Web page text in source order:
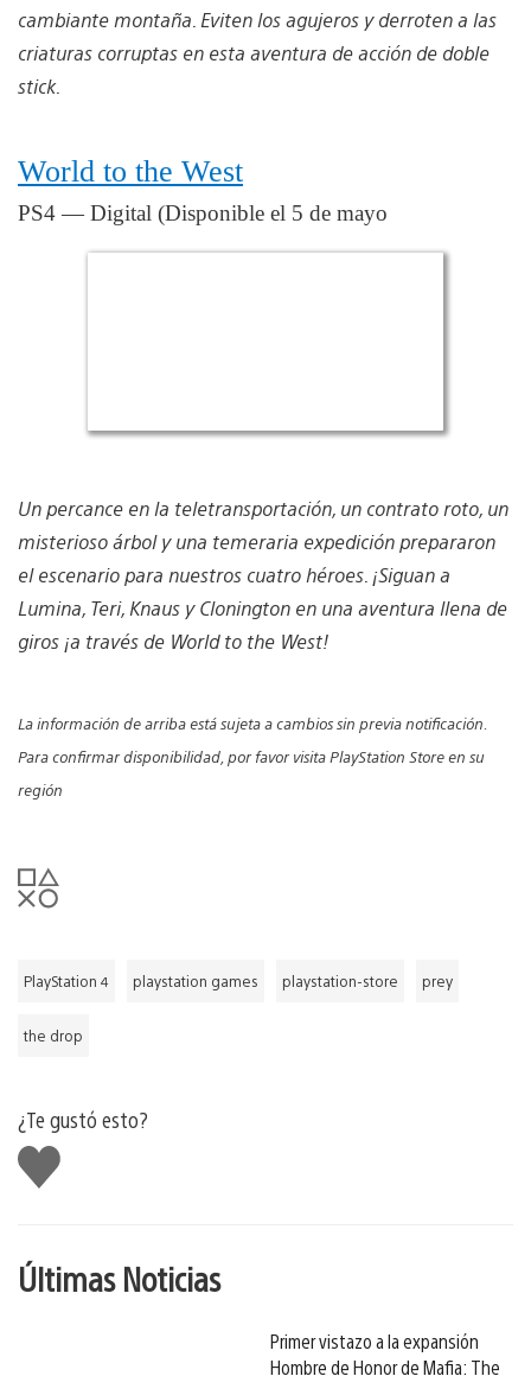
cambiante montaña. Eviten los agujeros y derroten a las
criaturas corruptas en esta aventura de acción de doble
stick.
World to the West
PS4 — Digital (Disponible el 5 de mayo
Un percance en la teletransportación, un contrato roto, un
misterioso árbol y una temeraria expedición prepararon
el escenario para nuestros cuatro héroes. ¡Siguan a
Lumina, Teri, Knaus y Clonington en una aventura llena de
giros ¡a través de World to the West!
La información de arriba está sujeta a cambios sin previa notificación.
Para confirmar disponibilidad, por favor visita PlayStation Store en su
región
PlayStation 4 playstation games playstation-store prey
the drop
¿Te gustó esto?
Me
gusta
Últimas Noticias
Primer vistazo a la expansión
Hombre de Honor de Mafia: The